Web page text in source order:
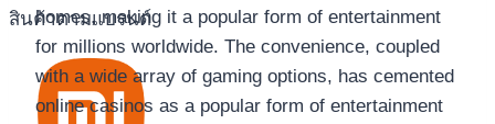
สินค้าตามแบรนด์
homes, making it a popular form of entertainment
for millions worldwide. The convenience, coupled
with a wide array of gaming options, has cemented
online casinos as a popular form of entertainment